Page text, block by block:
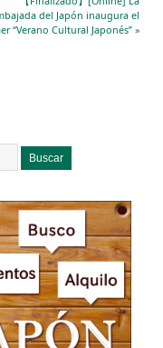
del Japón inaugura el
“Verano Cultural Japonés”»